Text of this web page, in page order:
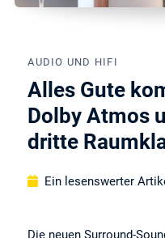
AUDIO UND HIFI
Alles Gute
Dolby Atmos
dritte
Ein lesenswerter
Die neuen Surround-